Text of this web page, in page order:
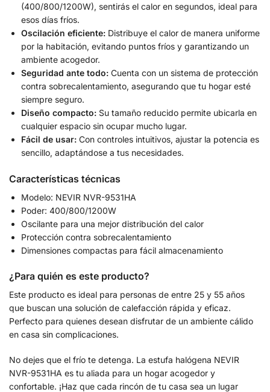
(400/800/1200W), sentirás el calor en segundos, ideal para
esos días fríos.
Oscilación eficiente: Distribuye el calor de manera uniforme
por la habitación, evitando puntos fríos y garantizando un
ambiente acogedor.
Seguridad ante todo: Cuenta con un sistema de protección
contra sobrecalentamiento, asegurando que tu hogar esté
siempre seguro.
Diseño compacto: Su tamaño reducido permite ubicarla en
cualquier espacio sin ocupar mucho lugar.
Fácil de usar: Con controles intuitivos, ajustar la potencia es
sencillo, adaptándose a tus necesidades.
Características técnicas
Modelo: NEVIR NVR-9531HA
Poder: 400/800/1200W
Oscilante para una mejor distribución del calor
Protección contra sobrecalentamiento
Dimensiones compactas para fácil almacenamiento
¿Para quién es este producto?
Este producto es ideal para personas de entre 25 y 55 años
que buscan una solución de calefacción rápida y eficaz.
Perfecto para quienes desean disfrutar de un ambiente cálido
en casa sin complicaciones.
No dejes que el frío te detenga. La estufa halógena NEVIR
NVR-9531HA es tu aliada para un hogar acogedor y
confortable. ¡Haz que cada rincón de tu casa sea un lugar